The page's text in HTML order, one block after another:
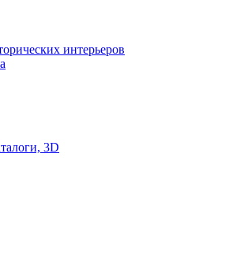
интерьеров
3D